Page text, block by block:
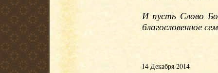
И пусть Слово
благословенное
14 Декабря 2014